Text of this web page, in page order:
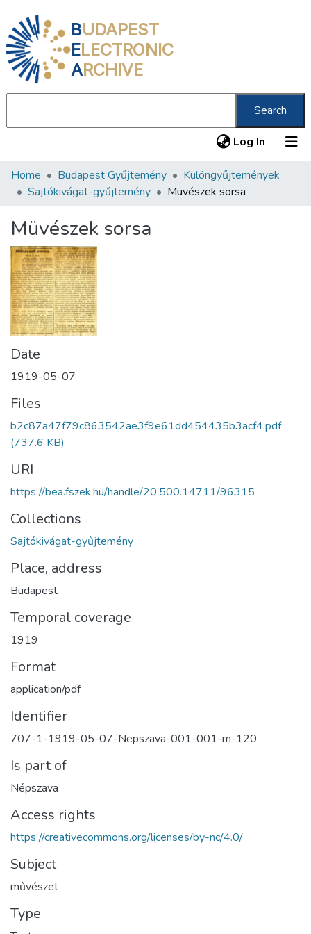
BUDAPEST
ELECTRONIC
ARCHIVE
Search
Log In (current)
Communities & Collections
Statistics
About us
Home Budapest Gyűjtemény
Különgyűjtemények
Sajtókivágat-gyűjtemény
Müvészek sorsa
Müvészek sorsa
Date
1919-05-07
Files
b2c87a47f79c863542ae3f9e61dd454435b3acf4.pdf
(737.6 KB)
URI
https://bea.fszek.hu/handle/20.500.14711/96315
Collections
Sajtókivágat-gyűjtemény
Place, address
Budapest
Temporal coverage
1919
Format
application/pdf
Identifier
707-1-1919-05-07-Nepszava-001-001-m-120
Is part of
Népszava
Access rights
https://creativecommons.org/licenses/by-nc/4.0/
Subject
művészet
Type